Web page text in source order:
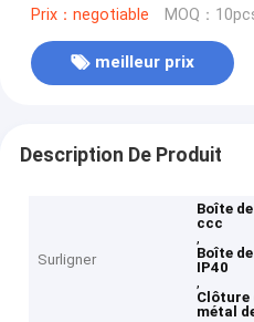
de niveau
Prix：negotiable MOQ：
meilleur prix
Description De Produit
Surligner
Boîte
ccc
,
Boîte
IP40
,
Clôture
métal